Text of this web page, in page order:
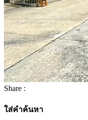
Share :
ใส่คำค้นหา